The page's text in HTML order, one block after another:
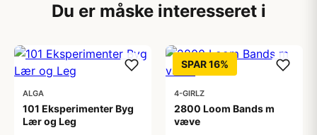
Du er måske interesseret i
ALGA
101 Eksperimenter Byg
Lær og Leg
SPAR 16%
4-GIRLZ
2800 Loom Bands m
væve